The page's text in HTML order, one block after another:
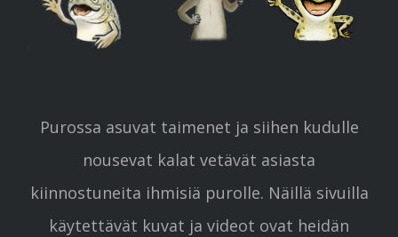
Purossa asuvat taimenet ja siihen kudulle
nousevat kalat vetävät asiasta
kiinnostuneita ihmisiä purolle. Näillä sivuilla
käytettävät kuvat ja videot ovat heidän